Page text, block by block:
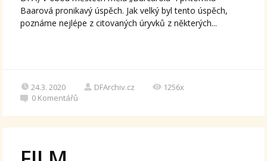
Baarová pronikavý úspěch. Jak velký byl tento úspěch,
poznáme nejlépe z citovaných úryvků z některých...
24.3. 2020 DFArchiv.cz
1256x
0 Komentářů